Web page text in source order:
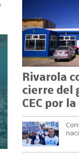
Rivarola
cierre del
CEC por